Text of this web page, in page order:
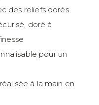
des reliefs dorés
doré à
pour un
à la main en